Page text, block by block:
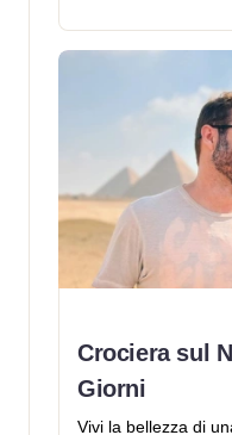
Crociera sul
Giorni
Vivi la bellezza di